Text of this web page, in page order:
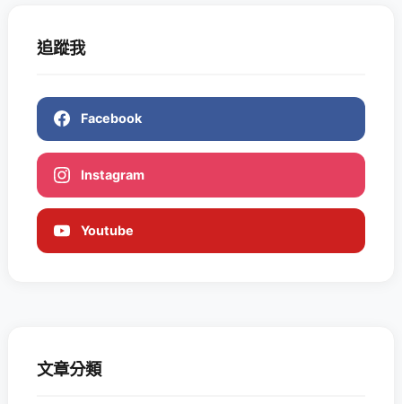
追蹤我
Facebook
Instagram
Youtube
文章分類